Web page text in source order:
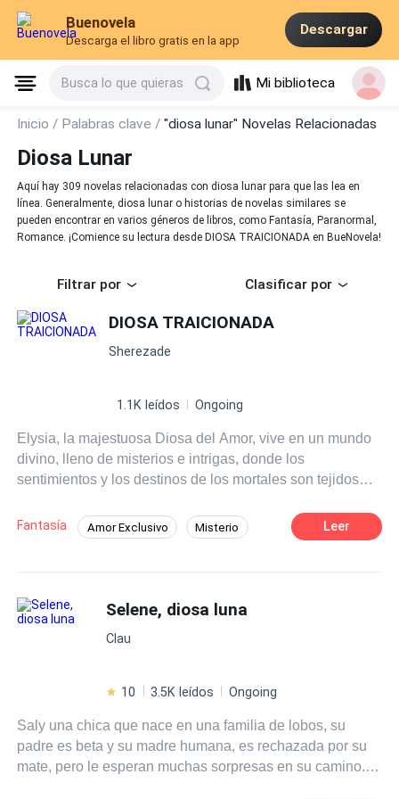
Buenovela
Descarga el libro gratis en la app
Descargar
Busca lo que quieras Mi biblioteca
Inicio / Palabras clave /"diosa lunar" Novelas Relacionadas
Diosa Lunar
Aquí hay 309 novelas relacionadas con diosa lunar para que las lea en
línea. Generalmente, diosa lunar o historias de novelas similares se
pueden encontrar en varios géneros de libros, como Fantasía, Paranormal,
Romance. ¡Comience su lectura desde DIOSA TRAICIONADA en BueNovela!
Filtrar por Clasificar por
DIOSA TRAICIONADA
Sherezade
1.1K leídos Ongoing
Elysia, la majestuosa Diosa del Amor, vive en un mundo
divino, lleno de misterios e intrigas, donde los
sentimientos y los destinos de los mortales son tejidos
temido Dios de la Guerra, Elysia descubre una traición
desgarradora: su amado la ha abandonado, manipulado
amarle hasta el fin de los tiempos. Sin embargo, mientras
busca su venganza, comienza a desentrañar secretos
oscuros y profundos, tanto de Arion como de las fuerzas
con Arius, un misterioso ser cuyo poder y conexión con
la diosa se ve arrastrada a una verdad que desafía todas
sus creencias, descubre en Arius un amor que trasciende
el tiempo, un amor que desafía las leyes de los dioses.
Fantasía Amor Exclusivo Misterio Leer
Selene, diosa luna
Clau
10 3.5K leídos Ongoing
Saly una chica que nace en una familia de lobos, su
padre es beta y su madre humana, es rechazada por su
mate, pero le esperan muchas sorpresas en su camino.